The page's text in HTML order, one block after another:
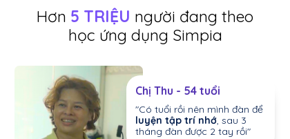
Chị Thu - 54 tuổi
"Có tuổi rồi nên mình đàn để
luyện tập trí nhớ, sau 3
tháng đàn được 2 tay rồi"
Hơn 5 TRIỆU người đang theo
học ứng dụng Simpia